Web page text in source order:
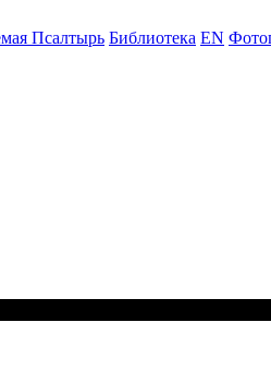
Псалтырь Библиотека EN